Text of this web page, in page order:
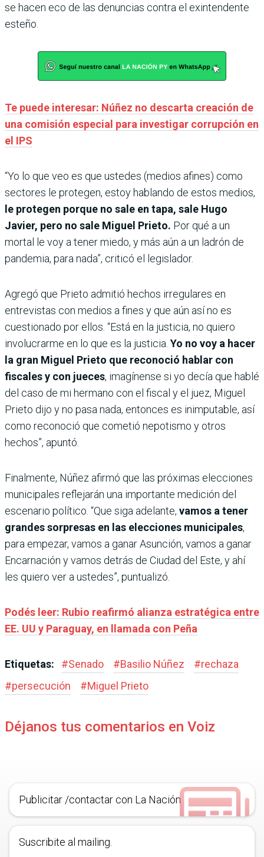
se hacen eco de las denuncias contra el exintendente
esteño.
Te puede interesar: Núñez no descarta creación de
una comisión especial para investigar corrupción en
el IPS
“Yo lo que veo es que ustedes (medios afines) como
sectores le protegen, estoy hablando de estos medios,
le protegen porque no sale en tapa, sale Hugo
Javier, pero no sale Miguel Prieto. Por qué a un
mortal le voy a tener miedo, y más aún a un ladrón de
pandemia, para nada”, criticó el legislador.
Agregó que Prieto admitió hechos irregulares en
entrevistas con medios a fines y que aún así no es
cuestionado por ellos. “Está en la justicia, no quiero
involucrarme en lo que es la justicia. Yo no voy a hacer
la gran Miguel Prieto que reconoció hablar con
fiscales y con jueces, imagínense si yo decía que hablé
del caso de mi hermano con el fiscal y el juez, Miguel
Prieto dijo y no pasa nada, entonces es inimputable, así
como reconoció que cometió nepotismo y otros
hechos”, apuntó.
Finalmente, Núñez afirmó que las próximas elecciones
municipales reflejarán una importante medición del
escenario político. “Que siga adelante, vamos a tener
grandes sorpresas en las elecciones municipales,
para empezar, vamos a ganar Asunción, vamos a ganar
Encarnación y vamos detrás de Ciudad del Este, y ahí
les quiero ver a ustedes”, puntualizó.
Podés leer: Rubio reafirmó alianza estratégica entre
EE. UU y Paraguay, en llamada con Peña
Etiquetas: #Senado #Basilio Núñez #rechaza
#persecución #Miguel Prieto
Déjanos tus comentarios en Voiz
Publicitar /contactar con La Nación
Suscribite al mailing.